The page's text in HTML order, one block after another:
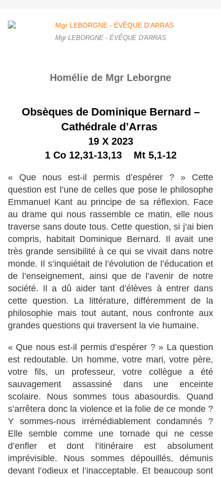
Mgr LEBORGNE - ÉVÊQUE D'ARRAS
Homélie de Mgr Leborgne
Obsèques de Dominique Bernard –
Cathédrale d’Arras
19 X 2023
1 Co 12,31-13,13 Mt 5,1-12
« Que nous est-il permis d’espérer ? » Cette
question est l’une de celles que pose le philosophe
Emmanuel Kant au principe de sa réflexion. Face
au drame qui nous rassemble ce matin, elle nous
traverse sans doute tous. Cette question, si j’ai bien
compris, habitait Dominique Bernard. Il avait une
très grande sensibilité à ce qui se vivait dans notre
monde. Il s’inquiétait de l’évolution de l’éducation et
de l’enseignement, ainsi que de l’avenir de notre
société. Il a dû aider tant d’élèves à entrer dans
cette question. La littérature, différemment de la
philosophie mais tout autant, nous confronte aux
grandes questions qui traversent la vie humaine.
« Que nous est-il permis d’espérer ? » La question
est redoutable. Un homme, votre mari, votre père,
votre fils, un professeur, votre collègue a été
sauvagement assassiné dans une enceinte
scolaire. Nous sommes tous abasourdis. Quand
s’arrêtera donc la violence et la folie de ce monde ?
Y sommes-nous irrémédiablement condamnés ?
Elle semble comme une tornade qui ne cesse
d’enfler et dont l’itinéraire est absolument
imprévisible. Nous sommes dépouillés, démunis
devant l’odieux et l’inacceptable. Et beaucoup sont